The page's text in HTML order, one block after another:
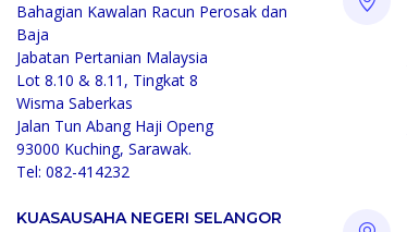
Bahagian Kawalan Racun Perosak dan
Baja
Jabatan Pertanian Malaysia
Lot 8.10 & 8.11, Tingkat 8
Wisma Saberkas
Jalan Tun Abang Haji Openg
93000 Kuching, Sarawak.
Tel: 082-414232
KUASAUSAHA NEGERI SELANGOR